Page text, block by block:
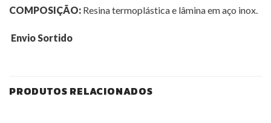
COMPOSIÇÃO: Resina termoplástica e lâmina em aço inox.
Envio Sortido
PRODUTOS RELACIONADOS